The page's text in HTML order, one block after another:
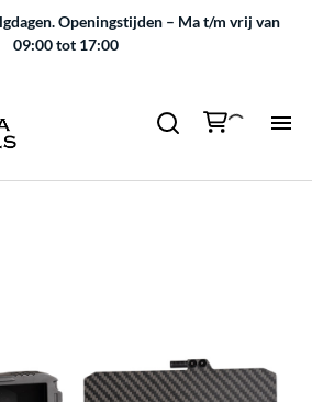
Openingstijden – Ma t/m vrij van
09:00 tot 17:00